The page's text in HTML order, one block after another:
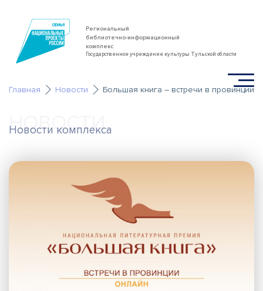
Региональный
библиотечно-информационный
комплекс
Государственное учреждение культуры Тульской области
Главная Новости Большая книга – встречи в провинции
Новости комплекса
НОВОСТИ